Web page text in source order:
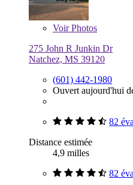
VoirPhotos
275 John R Junkin Dr
Natchez, MS 39120
(601) 442-1980
Ouvert aujourd'hui
82
Distance estimée
4,9 milles
82